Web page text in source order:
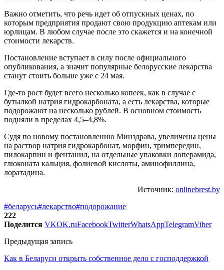
Важно отметить, что речь идет об отпускных ценах, по
которым предприятия продают свою продукцию аптекам или
юрлицам. В любом случае после это скажется и на конечной
стоимости лекарств.
Постановление вступает в силу после официального
опубликования, а значит популярные белорусские лекарства
станут стоить больше уже с 24 мая.
Где-то рост будет всего несколько копеек, как в случае с
бутылкой натрия гидрокарбоната, а есть лекарства, которые
подорожают на несколько рублей. В основном стоимость
подняли в пределах 4,5–4,8%.
Судя по новому постановлению Минздрава, увеличены цены
на раствор натрия гидрокарбонат, морфин, тримпередин,
пилокарпин и фентанил, на отдельные упаковки лоперамида,
глюконата кальция, фолиевой кислоты, аминофиллина,
лоратадина.
Источник: onlinebrest.by
#беларусь#лекарство#подорожание
222
Поделится VKOK.ruFacebookTwitterWhatsAppTelegramViber
Предыдущая запись
Как в Беларуси открыть собственное дело с господдержкой